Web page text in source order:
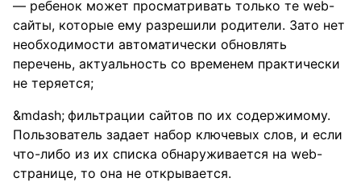
— ребенок может просматривать только те web-
сайты, которые ему разрешили родители. Зато нет
необходимости автоматически обновлять
перечень, актуальность со временем практически
не теряется;
фильтрации сайтов по их содержимому.
Пользователь задает набор ключевых слов, и если
что-либо из их списка обнаруживается на web-
странице, то она не открывается.